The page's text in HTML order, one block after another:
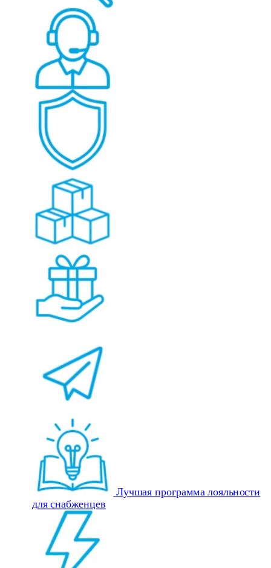
Лучшая программа лояльности
для снабженцев